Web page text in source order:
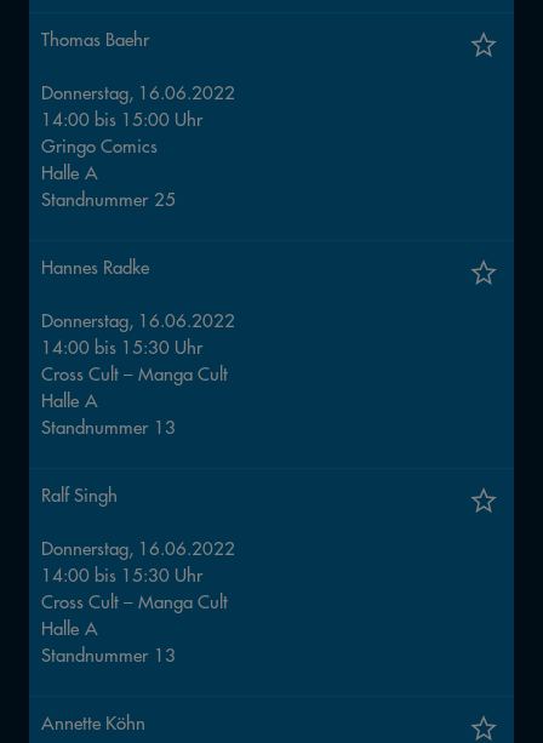
Thomas Baehr
Donnerstag, 16.06.2022
14:00 bis 15:00 Uhr
Gringo Comics
Halle A
Standnummer 25
Hannes Radke
Donnerstag, 16.06.2022
14:00 bis 15:30 Uhr
Cross Cult – Manga Cult
Halle A
Standnummer 13
Ralf Singh
Donnerstag, 16.06.2022
14:00 bis 15:30 Uhr
Cross Cult – Manga Cult
Halle A
Standnummer 13
Annette Köhn